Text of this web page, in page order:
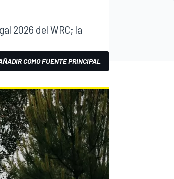
2026 del WRC; la
COMO FUENTE PRINCIPAL